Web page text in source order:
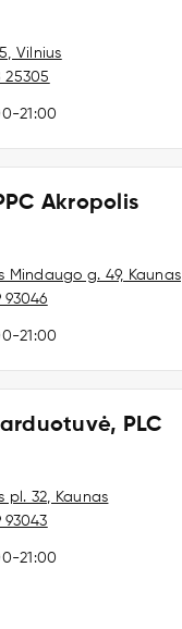
Vilnius
25305
21:00
Akropolis
Mindaugo g. 49, Kaunas
93046
21:00
PLC
pl. 32, Kaunas
93043
21:00